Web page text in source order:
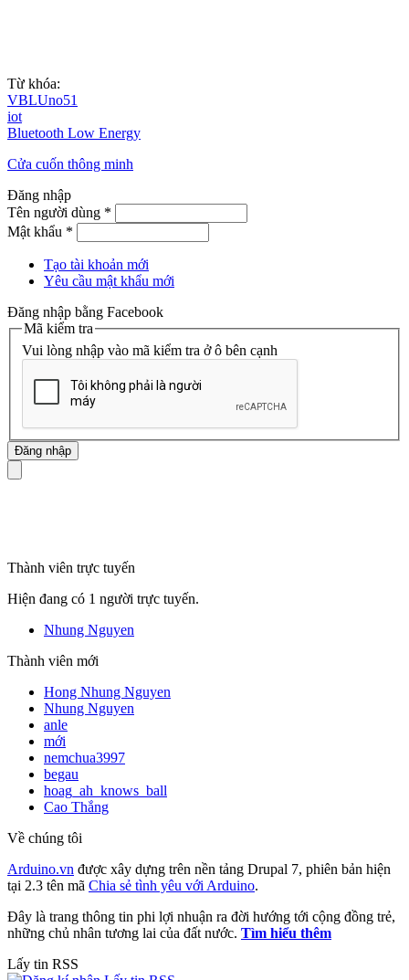
Từ khóa:
VBLUno51
iot
Bluetooth Low Energy
Cửa cuốn thông minh
Đăng nhập
Tên người dùng *
Mật khẩu *
Tạo tài khoản mới
Yêu cầu mật khẩu mới
Đăng nhập bằng Facebook
Mã kiểm tra
Vui lòng nhập vào mã kiểm tra ở ô bên cạnh
Thành viên trực tuyến
Hiện đang có 1 người trực tuyến.
Nhung Nguyen
Thành viên mới
Hong Nhung Nguyen
Nhung Nguyen
anle
mới
nemchua3997
begau
hoag_ah_knows_ball
Cao Thắng
Về chúng tôi
Arduino.vn được xây dựng trên nền tảng Drupal 7, phiên bản hiện
tại 2.3 tên mã Chia sẻ tình yêu với Arduino.
Đây là trang thông tin phi lợi nhuận ra đời hướng tới cộng đồng trẻ,
những chủ nhân tương lai của đất nước. Tìm hiểu thêm
Lấy tin RSS